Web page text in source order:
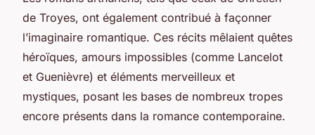
de Troyes, ont également contribué à façonner
l’imaginaire romantique. Ces récits mêlaient quêtes
héroïques, amours impossibles (comme Lancelot
et Guenièvre) et éléments merveilleux et
mystiques, posant les bases de nombreux tropes
encore présents dans la romance contemporaine.